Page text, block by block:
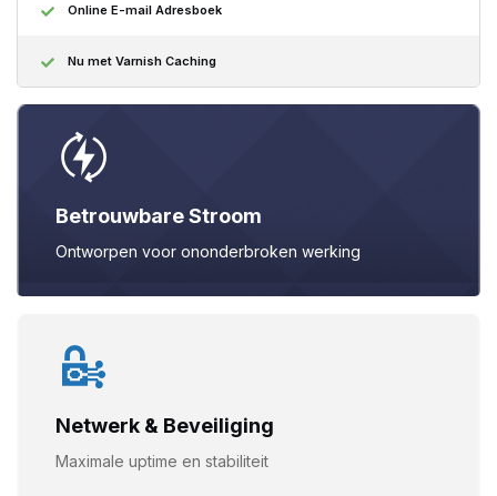
Online E-mail Adresboek
Nu met Varnish Caching
Betrouwbare Stroom
Ontworpen voor ononderbroken werking
Netwerk & Beveiliging
Maximale uptime en stabiliteit